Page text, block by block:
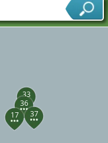
17
33
36
37
de servicios